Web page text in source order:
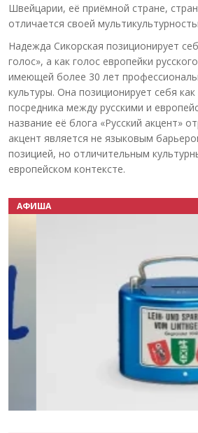
Швейцарии, её приёмной стране,
отличается своей
Надежда Сикорская позиционирует
голос», а как голос европейки
имеющей более 30 лет
культуры. Она позиционирует себя как
посредника между русскими и
название её блога «Русский акцент»
акцент является не языковым
позицией, но отличительным
европейском контексте.
АФИША